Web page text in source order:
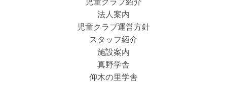
児童クラブ紹介
法人案内
児童クラブ運営方針
スタッフ紹介
施設案内
真野学舎
仰木の里学舎